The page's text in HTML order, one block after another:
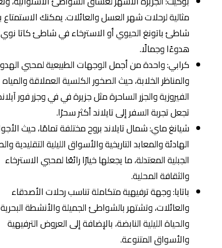
مثالية لرحلات شهر العسل والعائلات. يمكنك الاستمتاع بأجواء
شاطئ باتونغ الحيوي أو الاسترخاء في شاطئ كاتا نوي الأكثر
هدوءًا وجمالًا.
كرابي: واحدة من أجمل الوجهات الطبيعية لمحبي الهدوء
والمناظر الخلابة، حيث الصخور الكلسية العملاقة والمياه
الفيروزية والجزر الساحرة مثل جزيرة في في وجزر فور آيلاندز التي
تجعل تجربة السفر إلى تايلاند أكثر سحرًا.
شيانغ ماي: شمال تايلاند بروح مختلفة تمامًا، حيث الأجواء
الهادئة والمعابد التاريخية والأسواق الليلية التقليدية والطبيعة
الجبلية المعتدلة، ما يجعلها خيارًا رائعًا لمحبي الاسترخاء
والثقافة المحلية.
باتايا: وجهة ترفيهية متكاملة تناسب رحلات الأصدقاء
والعائلات، وتشتهر بالشواطئ الجميلة والأنشطة البحرية
والحياة الليلية النابضة، بالإضافة إلى العروض الترفيهية
والأسواق المتنوعة.